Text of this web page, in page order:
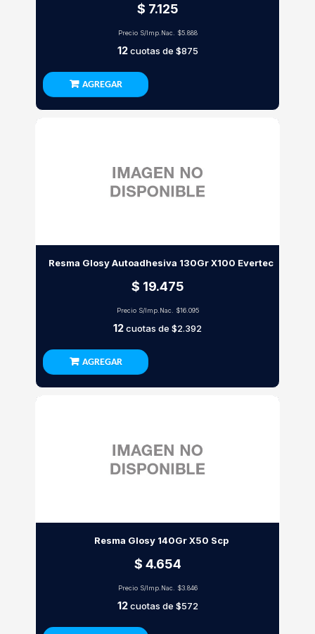
$ 7.125
Precio S/Imp.Nac. $5.888
12cuotas de $875
AGREGAR
Resma Glosy Autoadhesiva 130Gr X100 Evertec
$ 19.475
Precio S/Imp.Nac. $16.095
12cuotas de $2.392
AGREGAR
Resma Glosy 140Gr X50 Scp
$ 4.654
Precio S/Imp.Nac. $3.846
12cuotas de $572